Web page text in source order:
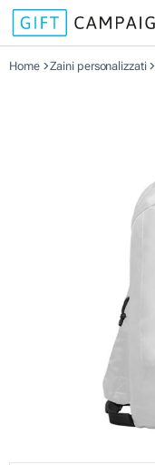
Home Zaini personalizzati